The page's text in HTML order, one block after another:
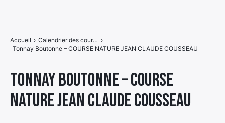
Tonnay Boutonne – COURSE
NATURE JEAN CLAUDE COUSSEAU
Accueil › Calendrier des courses ›
Tonnay Boutonne – COURSE NATURE JEAN CLAUDE COUSSEAU
de
menu
Élément
menu
Élément
de
menu